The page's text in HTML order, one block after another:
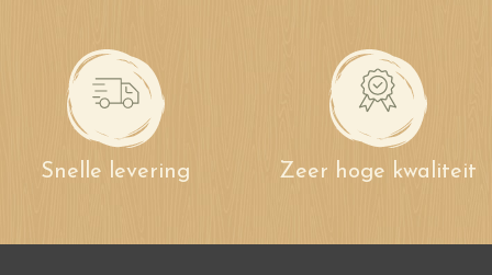
Snelle levering Zeer hoge kwaliteit